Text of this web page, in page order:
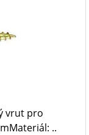
vrut pro
..